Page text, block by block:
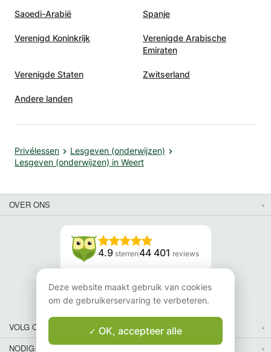
Saoedi-Arabië Spanje
Verenigd Koninkrijk
Verenigde Arabische
Emiraten
Verenigde Staten Zwitserland
Andere landen
Privélessen
Lesgeven (onderwijzen)
Lesgeven (onderwijzen) in Weert
OVER ONS
4.9 sterren 44 401 reviews
Lees onze reviews
VOLG ONS
NODIG JE VRIENDEN UIT
Deze website maakt gebruik van cookies
om de gebruikerservaring te verbeteren.
OK, accepteer alle